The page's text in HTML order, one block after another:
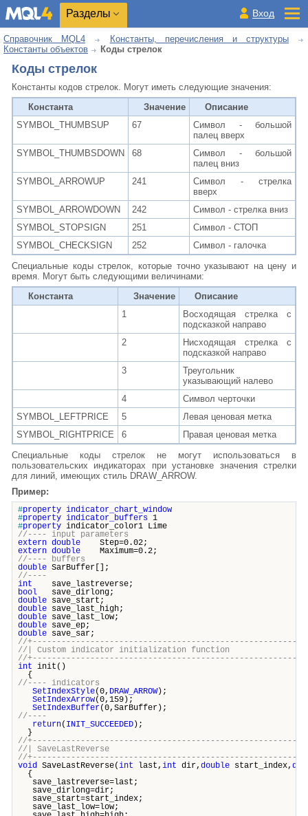
Разделы Вход
Справочник MQL4
Константы, перечисления и структуры
Константы объектов
Коды стрелок
Коды стрелок
Константы кодов стрелок. Mогут иметь следующие значения:
Константа
Значение
Описание
SYMBOL_THUMBSUP
67
Символ - большой
палец вверх
SYMBOL_THUMBSDOWN
68
Символ - большой
палец вниз
SYMBOL_ARROWUP
241
Символ - стрелка
вверх
SYMBOL_ARROWDOWN
242
Символ - стрелка вниз
SYMBOL_STOPSIGN
251
Символ - СТОП
SYMBOL_CHECKSIGN
252
Символ - галочка
Специальные коды стрелок, которые точно указывают на цену и
время. Mогут быть следующими величинами:
Константа
Значение
Описание
1
Восходящая стрелка с
подсказкой направо
2
Нисходящая стрелка с
подсказкой направо
3
Треугольник
указывающий налево
4
Символ черточки
SYMBOL_LEFTPRICE
5
Левая ценовая метка
SYMBOL_RIGHTPRICE
6
Правая ценовая метка
Специальные коды стрелок не могут использоваться в
пользовательских индикаторах при установке значения стрелки
для линий, имеющих стиль DRAW_ARROW.
Пример:
#property indicator_chart_window
#property indicator_buffers 1
#property indicator_color1 Lime
//---- input parameters
extern double Step=0.02;
extern double Maximum=0.2;
//---- buffers
double SarBuffer[];
//----
int save_lastreverse;
bool save_dirlong;
double save_start;
double save_last_high;
double save_last_low;
double save_ep;
double save_sar;
//
//| Custom indicator initialization
//
int init()
{
//---- indicators
SetIndexStyle(0, DRAW_ARROW);
SetIndexArrow(0,159);
SetIndexBuffer(0,SarBuffer);
//----
return( INIT_SUCCEEDED );
}
//
//|
//
void SaveLastReverse(int last, int dir, double start_index,
{
save_lastreverse=last;
save_dirlong=dir;
save_start=start_index;
save_last_low=low;